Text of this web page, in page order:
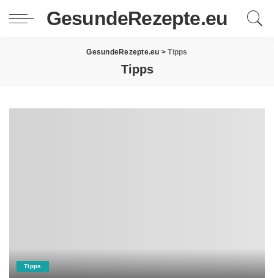
GesundeRezepte.eu
GesundeRezepte.eu >Tipps
Tipps
Tipps